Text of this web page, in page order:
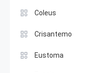
Coleus
Crisantemo
Eustoma